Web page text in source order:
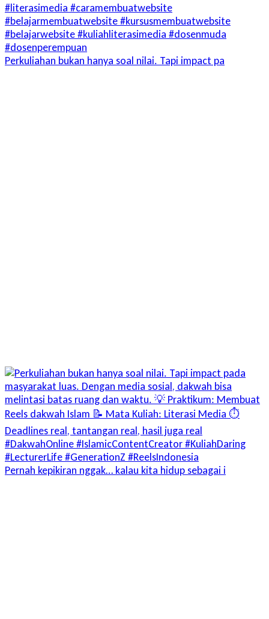
Perkuliahan bukan hanya soal nilai. Tapi impact pa
Pernah kepikiran nggak… kalau kita hidup sebagai i